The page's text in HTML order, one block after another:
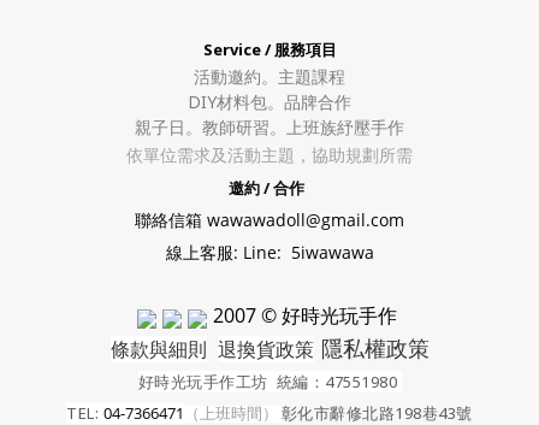
Service / 服務項目
活動邀約。 主題課程
DIY材料包。 品牌合作
親子日。教師研習。上班族紓壓手作
依單位需求及活動主題，協助規劃所需
邀約 / 合作
聯絡信箱 wawawadoll@gmail.com
線上客服: Line: 5iwawawa
2007 © 好時光玩手作
條款與細則 退換貨政策 隱私權政策
好時光玩手作工坊 統編：47551980
TEL: 04-7366471 （上班時間） 彰化市辭修北路198巷43號